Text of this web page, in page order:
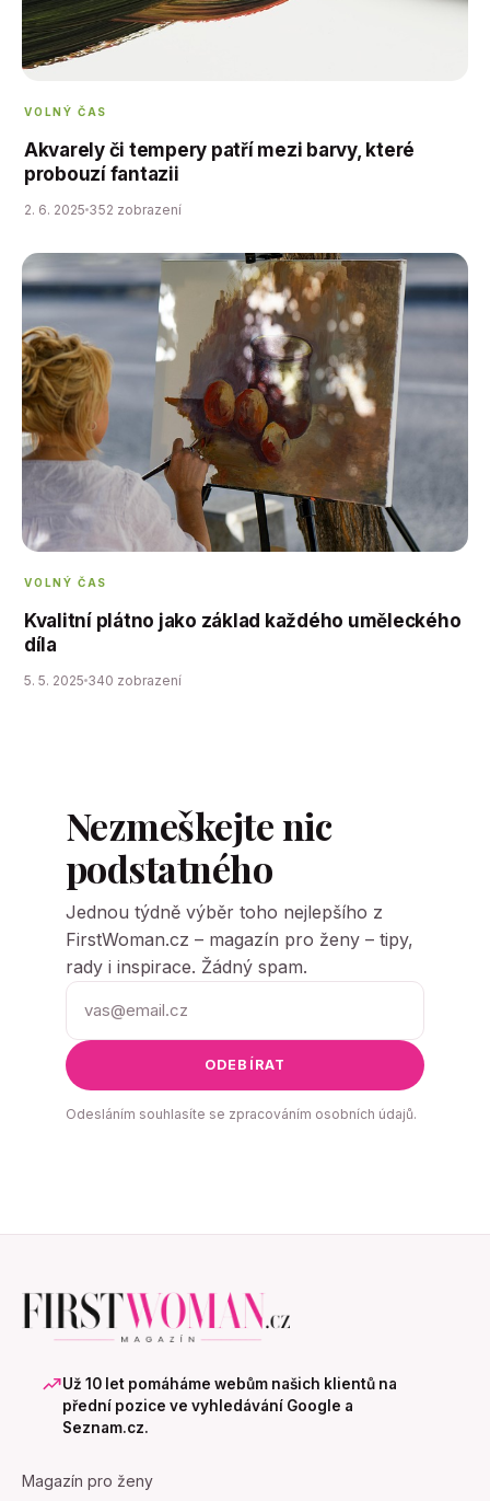
VOLNÝ ČAS
Akvarely či tempery patří mezi barvy, které
probouzí fantazii
2. 6. 2025 352 zobrazení
VOLNÝ ČAS
Kvalitní plátno jako základ každého uměleckého
díla
5. 5. 2025 340 zobrazení
Nezmeškejte nic
podstatného
Jednou týdně výběr toho nejlepšího z
FirstWoman.cz – magazín pro ženy – tipy,
rady i inspirace. Žádný spam.
ODEBÍRAT
Odesláním souhlasíte se zpracováním osobních údajů.
Už 10 let pomáháme webům našich klientů na
přední pozice ve vyhledávání Google a
Seznam.cz.
Magazín pro ženy